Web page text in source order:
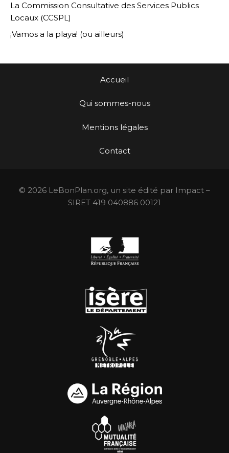
La Commission Consultative des Services Publics
Locaux (CCSPL)
¡Vamos a la playa! (ou ailleurs)
Accueil
Qui sommes-nous
Mentions légales
Contact
© 2026 LeBonPlan.org, un site édité par Impact –
SIRET 419 040886 00121